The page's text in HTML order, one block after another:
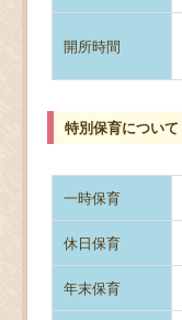
開所時間
特別保育について
一時保育
休日保育
年末保育